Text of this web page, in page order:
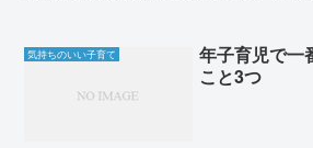
気持ちのいい子育て
年子育児で一
こと3つ